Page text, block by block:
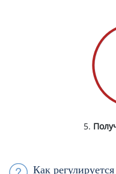
5.
Как